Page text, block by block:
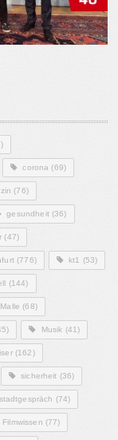
corona (69)
(76)
gesundheit(36)
(47)
(776) kt1 (53)
(144)
(68)
Musik (41)
(162)
sicherheit (36)
stadtgespräch (74)
(77)